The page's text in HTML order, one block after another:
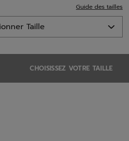
Guide des tailles
CHOISISSEZ VOTRE TAILLE